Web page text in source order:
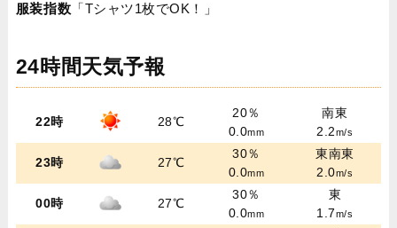
服装指数 「Tシャツ1枚でOK！」
24時間天気予報
22時 28℃
20％
0.0mm
南東
2.2m/s
23時 27℃
30％
0.0mm
東南東
2.0m/s
00時 27℃
30％
0.0mm
東
1.7m/s